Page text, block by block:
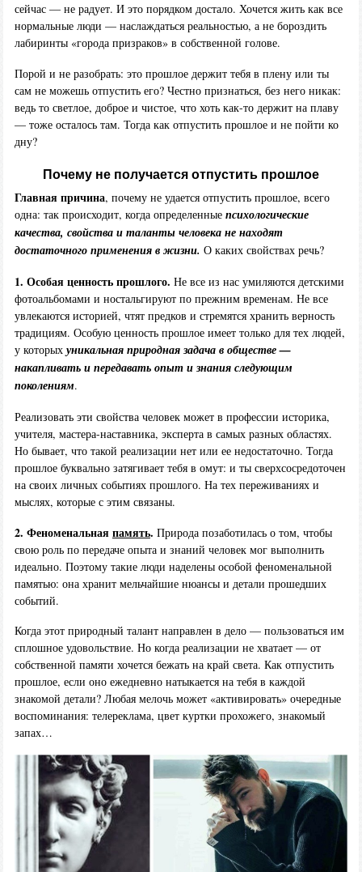
сейчас — не радует. И это порядком достало. Хочется жить как все
нормальные люди — наслаждаться реальностью, а не бороздить
лабиринты «города призраков» в собственной голове.
Порой и не разобрать: это прошлое держит тебя в плену или ты
сам не можешь отпустить его? Честно признаться, без него никак:
ведь то светлое, доброе и чистое, что хоть как-то держит на плаву
— тоже осталось там. Тогда как отпустить прошлое и не пойти ко
дну?
Почему не получается отпустить прошлое
Главная причина, почему не удается отпустить прошлое, всего
одна: так происходит, когда определенные психологические
качества, свойства и таланты человека не находят
достаточного применения в жизни. О каких свойствах речь?
1. Особая ценность прошлого. Не все из нас умиляются детскими
фотоальбомами и ностальгируют по прежним временам. Не все
увлекаются историей, чтят предков и стремятся хранить верность
традициям. Особую ценность прошлое имеет только для тех людей,
у которых уникальная природная задача в обществе —
накапливать и передавать опыт и знания следующим
поколениям.
Реализовать эти свойства человек может в профессии историка,
учителя, мастера-наставника, эксперта в самых разных областях.
Но бывает, что такой реализации нет или ее недостаточно. Тогда
прошлое буквально затягивает тебя в омут: и ты сверхсосредоточен
на своих личных событиях прошлого. На тех переживаниях и
мыслях, которые с этим связаны.
2. Феноменальнаяпамять. Природа позаботилась о том, чтобы
свою роль по передаче опыта и знаний человек мог выполнить
идеально. Поэтому такие люди наделены особой феноменальной
памятью: она хранит мельчайшие нюансы и детали прошедших
событий.
Когда этот природный талант направлен в дело — пользоваться им
сплошное удовольствие. Но когда реализации не хватает — от
собственной памяти хочется бежать на край света. Как отпустить
прошлое, если оно ежедневно натыкается на тебя в каждой
знакомой детали? Любая мелочь может «активировать» очередные
воспоминания: телереклама, цвет куртки прохожего, знакомый
запах…